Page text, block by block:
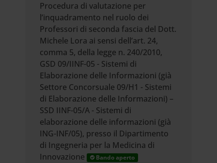
Procedura di valutazione per
l’inquadramento nel ruolo dei
Professori di seconda fascia del Dott.
Michele Lora ai sensi dell’art. 24,
comma 5, della legge n. 240/2010,
GSD 09/IINF-05 - Sistemi di
Elaborazione delle Informazioni (già
Settore Concorsuale 09/H1 - Sistemi
di Elaborazione delle Informazioni) –
SSD IINF-05/A - Sistemi di
elaborazione delle informazioni (già
ING-INF/05), presso il Dipartimento
di Ingegneria per la Medicina di
Innovazione
Bando aperto